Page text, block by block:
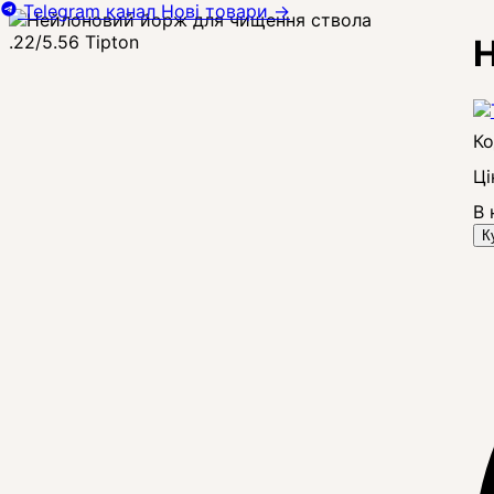
В
Telegram канал Нові товари→